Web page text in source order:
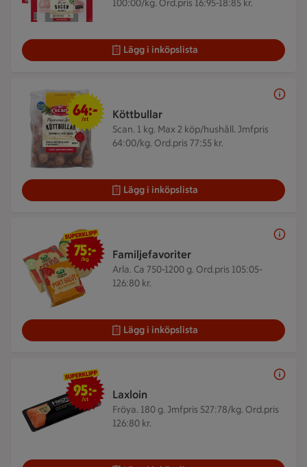
100:00/kg. Ord.pris 16:95-18:85 kr.
Lägg i inköpslista
Köttbullar
Scan. 1 kg. Max 2 köp/hushåll. Jmfpris
64:00/kg. Ord.pris 77:55 kr.
64 kr/st
64:-
/st
Lägg i inköpslista
Familjefavoriter
Arla. Ca 750-1200 g. Ord.pris 105:05-
126:80 kr.
75 kr/kg
75:-
/kg
Lägg i inköpslista
Laxloin
Fröya. 180 g. Jmfpris 527:78/kg. Ord.pris
126:80 kr.
95 kr/st
95:-
/st